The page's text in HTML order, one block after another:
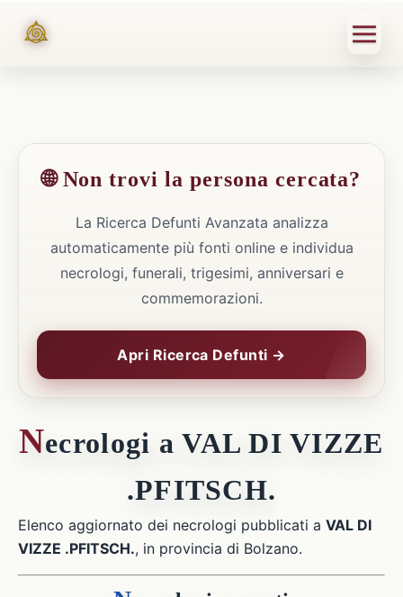
🌐 Non trovi la persona cercata?
La Ricerca Defunti Avanzata analizza
automaticamente più fonti online e individua
necrologi, funerali, trigesimi, anniversari e
commemorazioni.
Apri Ricerca Defunti →
Necrologi a VAL DI VIZZE
.PFITSCH.
Elenco aggiornato dei necrologi pubblicati a VAL DI
VIZZE .PFITSCH., in provincia di Bolzano.